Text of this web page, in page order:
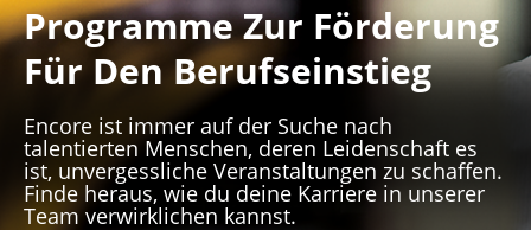
Programme Zur Förderung
Für Den Berufseinstieg
Encore ist immer auf der Suche nach
talentierten Menschen, deren Leidenschaft es
ist, unvergessliche Veranstaltungen zu schaffen.
Finde heraus, wie du deine Karriere in unserer
Team verwirklichen kannst.